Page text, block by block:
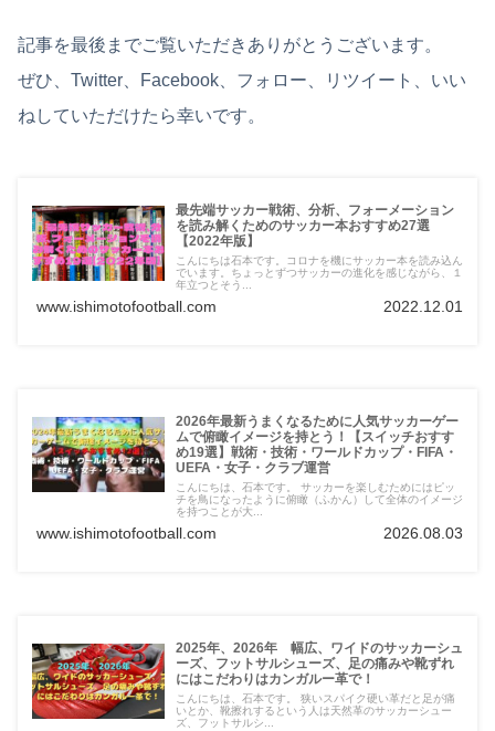
記事を最後までご覧いただきありがとうございます。
ぜひ、Twitter、Facebook、フォロー、リツイート、いい
ねしていただけたら幸いです。
最先端サッカー戦術、分析、フォーメーション
を読み解くためのサッカー本おすすめ27選
【2022年版】
こんにちは石本です。コロナを機にサッカー本を読み込ん
でいます。ちょっとずつサッカーの進化を感じながら、１
年立つとそう...
www.ishimotofootball.com 2022.12.01
2026年最新うまくなるために人気サッカーゲー
ムで俯瞰イメージを持とう！【スイッチおすす
め19選】戦術・技術・ワールドカップ・FIFA・
UEFA・女子・クラブ運営
こんにちは、石本です。 サッカーを楽しむためにはピッ
チを鳥になったように俯瞰（ふかん）して全体のイメージ
を持つことが大...
www.ishimotofootball.com 2026.08.03
2025年、2026年 幅広、ワイドのサッカーシュ
ーズ、フットサルシューズ、足の痛みや靴ずれ
にはこだわりはカンガルー革で！
こんにちは、石本です。 狭いスパイク硬い革だと足が痛
いとか、靴擦れするという人は天然革のサッカーシュー
ズ、フットサルシ...